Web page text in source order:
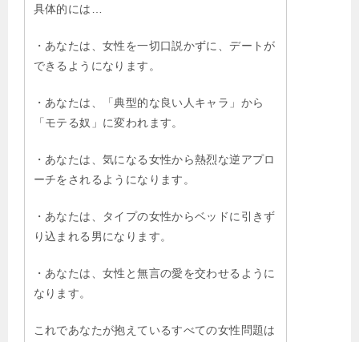
具体的には…
・あなたは、女性を一切口説かずに、デートが
できるようになります。
・あなたは、「典型的な良い人キャラ」から
「モテる奴」に変われます。
・あなたは、気になる女性から熱烈な逆アプロ
ーチをされるようになります。
・あなたは、タイプの女性からベッドに引きず
り込まれる男になります。
・あなたは、女性と無言の愛を交わせるように
なります。
これであなたが抱えているすべての女性問題は